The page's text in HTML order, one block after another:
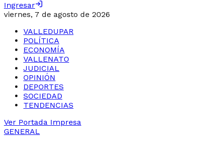
Ingresar
viernes, 7 de agosto de 2026
VALLEDUPAR
POLÍTICA
ECONOMÍA
VALLENATO
JUDICIAL
OPINIÓN
DEPORTES
SOCIEDAD
TENDENCIAS
Ver Portada Impresa
GENERAL